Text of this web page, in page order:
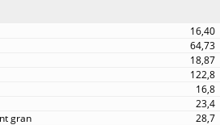
16,40
64,73
18,87
122,8
16,8
23,4
28,7